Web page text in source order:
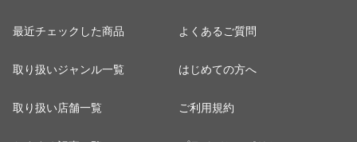
最近チェックした商品
取り扱いジャンル一覧
取り扱い店舗一覧
よくあるご質問
はじめての方へ
ご利用規約